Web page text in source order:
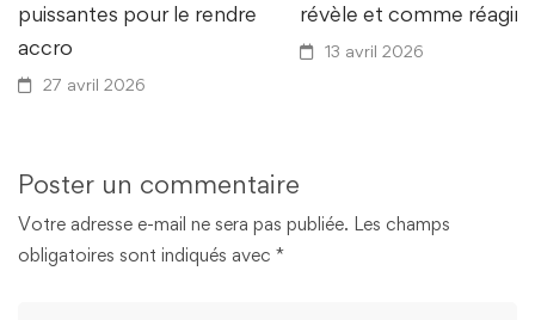
puissantes pour le rendre
accro
27 avril 2026
révèle et comme réagir
13 avril 2026
Poster un commentaire
Votre adresse e-mail ne sera pas publiée. Les champs
obligatoires sont indiqués avec *